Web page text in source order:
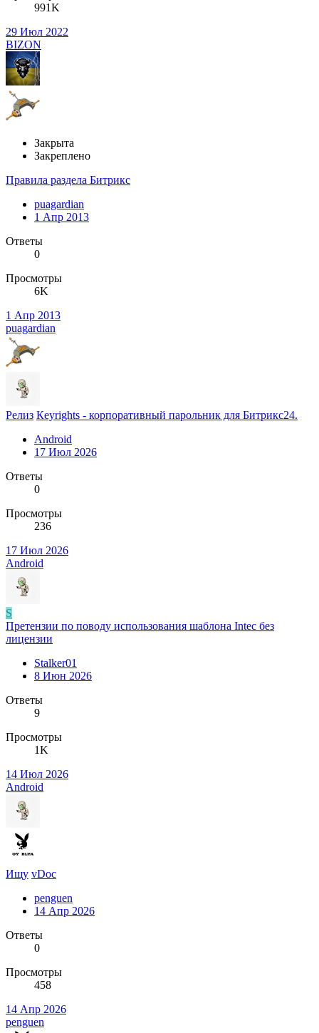
991K
29 Июл 2022
BIZON
Закрыта
Закреплено
Правила раздела Битрикс
puagardian
1 Апр 2013
Ответы
0
Просмотры
6K
1 Апр 2013
puagardian
Релиз Кeyrights - корпоративный парольник для Битрикс24.
Android
17 Июл 2026
Ответы
0
Просмотры
236
17 Июл 2026
Android
S
Претензии по поводу использования шаблона Intec без
лицензии
Stalker01
8 Июн 2026
Ответы
9
Просмотры
1K
14 Июл 2026
Android
Ищу vDoc
penguen
14 Апр 2026
Ответы
0
Просмотры
458
14 Апр 2026
penguen